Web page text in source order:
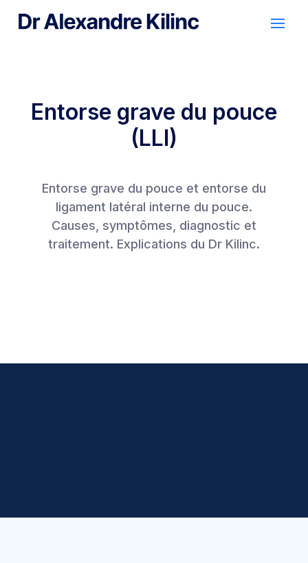
Entorse grave du pouce
(LLI)
Entorse grave du pouce et entorse du
ligament latéral interne du pouce.
Causes, symptômes, diagnostic et
traitement. Explications du Dr Kilinc.